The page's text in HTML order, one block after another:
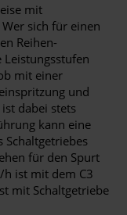
mit
sich für einen
Reihen-
mit einer
und
dabei stets
kann eine
Schaltgetriebes
für den Spurt
ist mit dem C3
mit Schaltgetriebe